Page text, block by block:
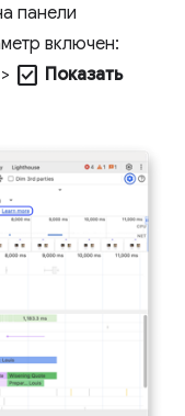
панели
включен:
> check_box Показать